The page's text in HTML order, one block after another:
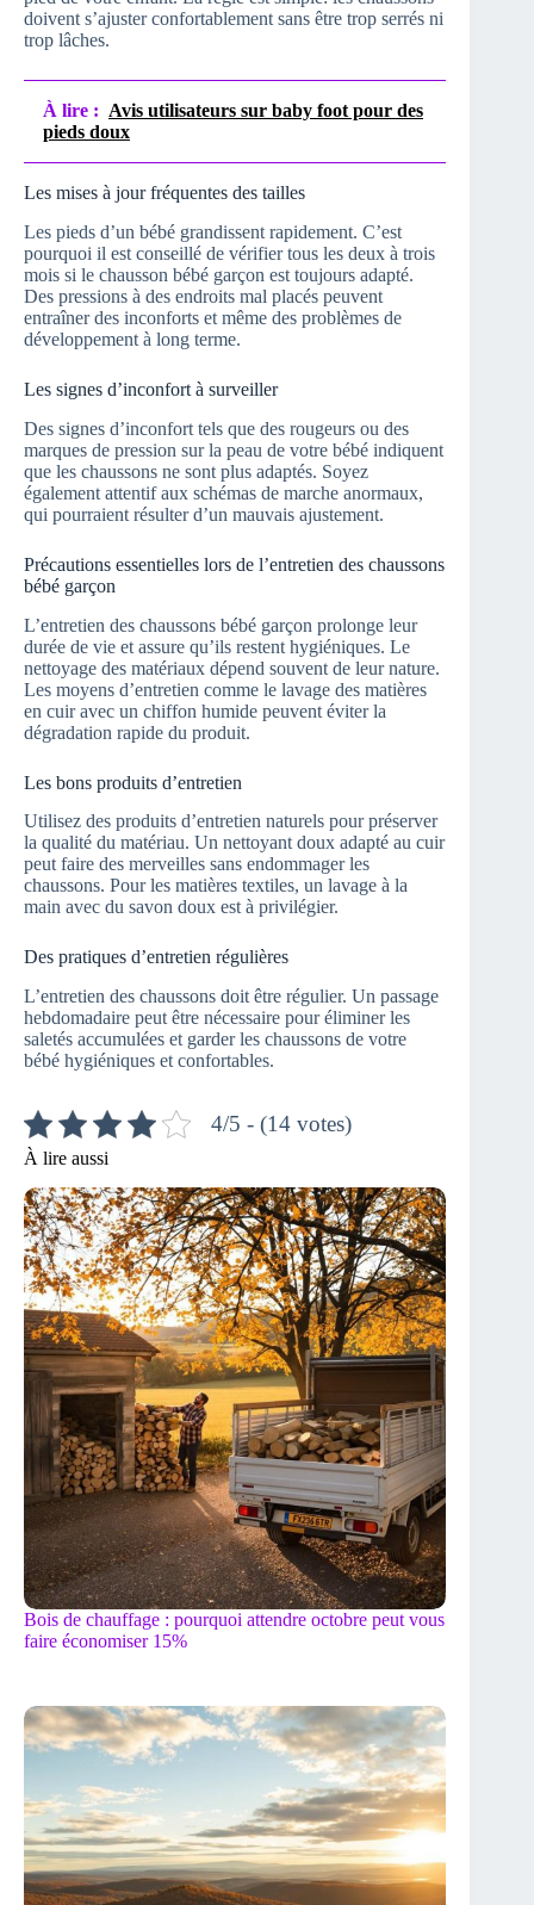
doivent s’ajuster confortablement sans être trop serrés ni
trop lâches.
À lire : Avis utilisateurs sur baby foot pour des
pieds doux
Les mises à jour fréquentes des tailles
Les pieds d’un bébé grandissent rapidement. C’est
pourquoi il est conseillé de vérifier tous les deux à trois
mois si le chausson bébé garçon est toujours adapté.
Des pressions à des endroits mal placés peuvent
entraîner des inconforts et même des problèmes de
développement à long terme.
Les signes d’inconfort à surveiller
Des signes d’inconfort tels que des rougeurs ou des
marques de pression sur la peau de votre bébé indiquent
que les chaussons ne sont plus adaptés. Soyez
également attentif aux schémas de marche anormaux,
qui pourraient résulter d’un mauvais ajustement.
Précautions essentielles lors de l’entretien des chaussons
bébé garçon
L’entretien des chaussons bébé garçon prolonge leur
durée de vie et assure qu’ils restent hygiéniques. Le
nettoyage des matériaux dépend souvent de leur nature.
Les moyens d’entretien comme le lavage des matières
en cuir avec un chiffon humide peuvent éviter la
dégradation rapide du produit.
Les bons produits d’entretien
Utilisez des produits d’entretien naturels pour préserver
la qualité du matériau. Un nettoyant doux adapté au cuir
peut faire des merveilles sans endommager les
chaussons. Pour les matières textiles, un lavage à la
main avec du savon doux est à privilégier.
Des pratiques d’entretien régulières
L’entretien des chaussons doit être régulier. Un passage
hebdomadaire peut être nécessaire pour éliminer les
saletés accumulées et garder les chaussons de votre
bébé hygiéniques et confortables.
4/5 - (14 votes)
À lire aussi
Bois de chauffage : pourquoi attendre octobre peut vous
faire économiser 15%